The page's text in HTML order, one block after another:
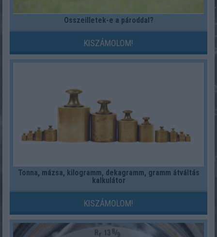
Összeilletek-e a pároddal?
KISZÁMOLOM!
Tonna, mázsa, kilogramm, dekagramm, gramm átváltás
kalkulátor
KISZÁMOLOM!